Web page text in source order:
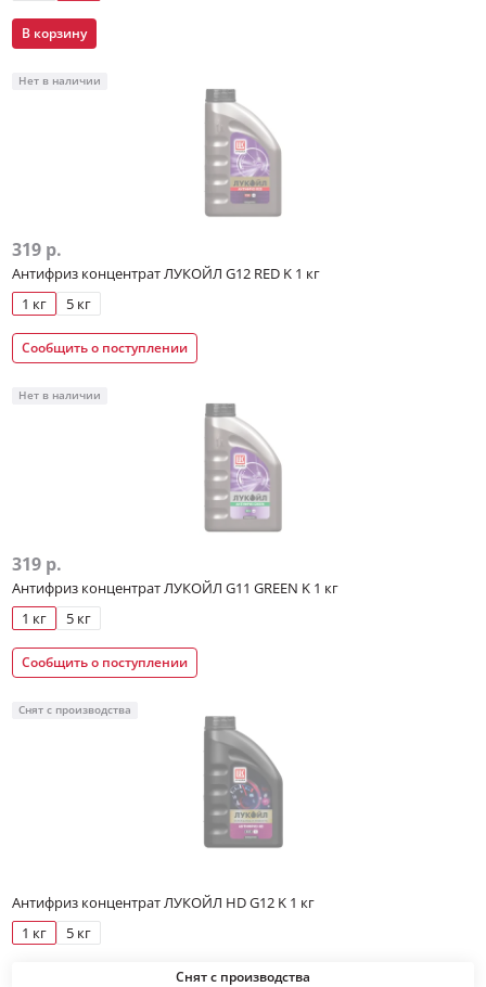
В корзину
Нет в наличии
319 р.
Антифриз концентрат ЛУКОЙЛ G12 RED K 1 кг
1 кг
5 кг
Сообщить о поступлении
Нет в наличии
319 р.
Антифриз концентрат ЛУКОЙЛ G11 GREEN K 1 кг
1 кг
5 кг
Сообщить о поступлении
Снят с производства
Антифриз концентрат ЛУКОЙЛ HD G12 K 1 кг
1 кг
5 кг
Снят с производства